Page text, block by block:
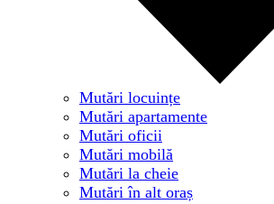
Mutări locuințe
Mutări apartamente
Mutări oficii
Mutări mobilă
Mutări la cheie
Mutări în alt oraș